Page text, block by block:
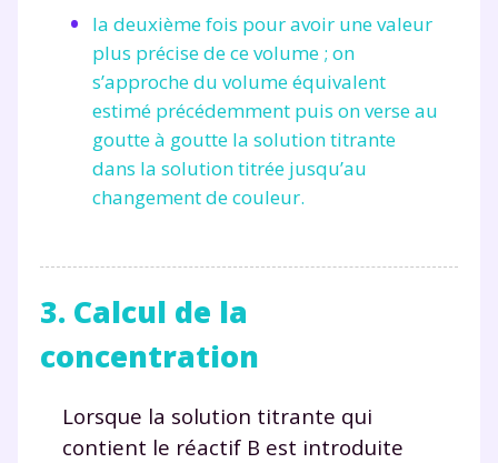
la deuxième fois pour avoir une valeur
plus précise de ce volume ; on
s’approche du volume équivalent
estimé précédemment puis on verse au
goutte à goutte la solution titrante
dans la solution titrée jusqu’au
changement de couleur.
3. Calcul de la
concentration
Lorsque la solution titrante qui
contient le réactif B est introduite
vous envoyer notre newsletter. Vous pourrez vous
désinscrire à tout moment, à travers le lien de
désinscription présent dans chaque newsletter. Pour
en savoir plus sur la gestion de vos données
personnelles et pour exercer vos droits, vous pouvez
consulternotre charte .